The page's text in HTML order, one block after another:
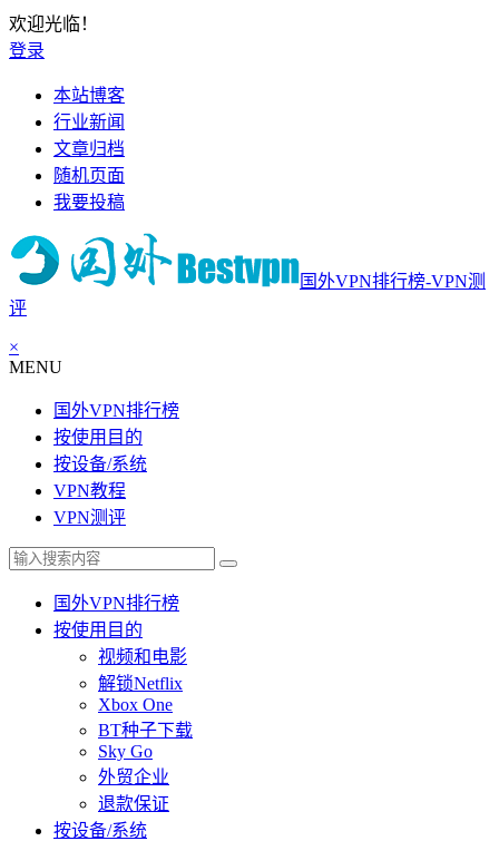
欢迎光临！
登录
本站博客
行业新闻
文章归档
随机页面
我要投稿
国外VPN排行榜-VPN测
评
×
MENU
国外VPN排行榜
按使用目的
按设备/系统
VPN教程
VPN测评
国外VPN排行榜
按使用目的
视频和电影
解锁Netflix
Xbox One
BT种子下载
Sky Go
外贸企业
退款保证
按设备/系统